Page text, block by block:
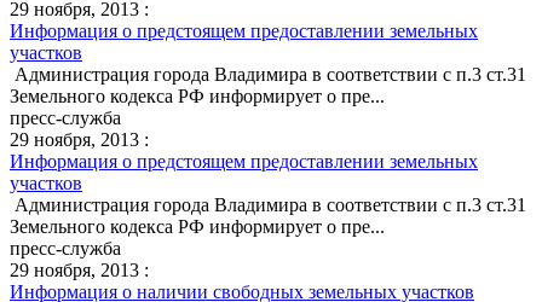
29 ноября, 2013 :
Информация о предстоящем предоставлении земельных
участков
Администрация города Владимира в соответствии с п.3 ст.31
Земельного кодекса РФ информирует о пре...
пресс-служба
29 ноября, 2013 :
Информация о предстоящем предоставлении земельных
участков
Администрация города Владимира в соответствии с п.3 ст.31
Земельного кодекса РФ информирует о пре...
пресс-служба
29 ноября, 2013 :
Информация о наличии свободных земельных участков